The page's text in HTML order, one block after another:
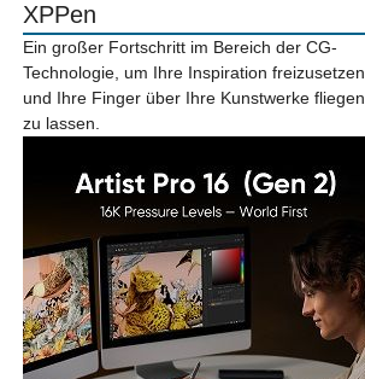
XPPen
Ein großer Fortschritt im Bereich der CG-
Technologie, um Ihre Inspiration freizusetzen
und Ihre Finger über Ihre Kunstwerke fliegen
zu lassen.